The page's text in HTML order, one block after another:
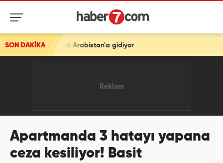
SON DAKİKA
Arabistan'a gidiyor
Apartmanda 3 hatayı yapana
ceza kesiliyor! Basit